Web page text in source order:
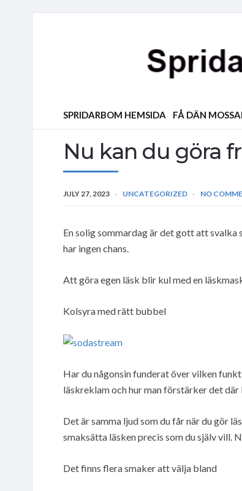
SPRIDARBOM HEMSIDA FÅ DÄN
Nu kan du göra
JULY 27, 2023 UNCATEGORIZED NO
En solig sommardag är det gott att
har ingen chans.
Att göra egen läsk blir kul med en
Kolsyra med rätt bubbel
Har du någonsin funderat över vilken
läskreklam och hur man förstärker det
Det är samma ljud som du får när du gör
smaksätta läsken precis som du själv vill.
Det finns flera smaker att välja bland